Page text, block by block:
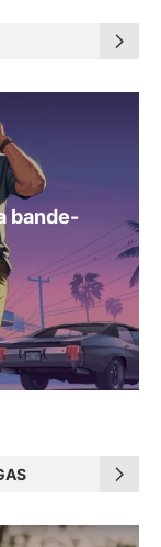
bande-